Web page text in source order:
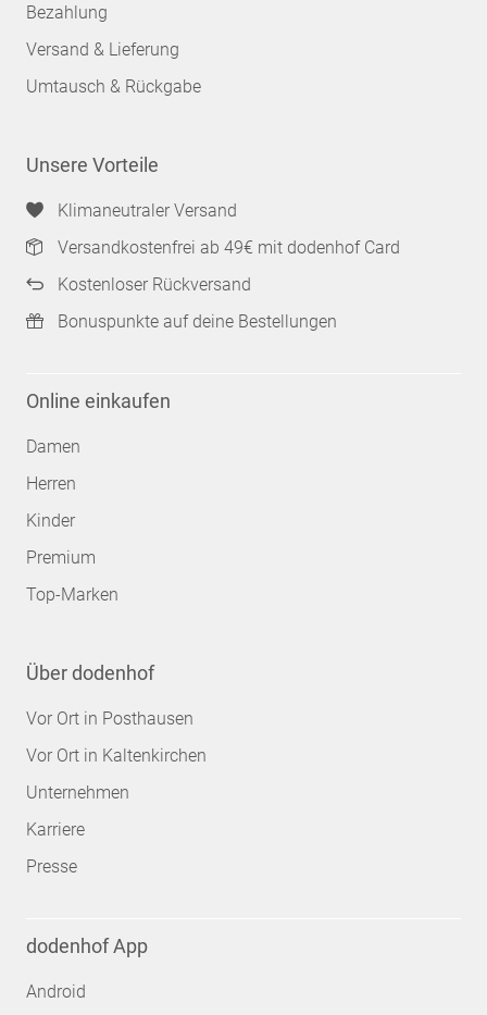
Bezahlung
Versand & Lieferung
Umtausch & Rückgabe
Unsere Vorteile
Klimaneutraler Versand
Versandkostenfrei ab 49€ mit dodenhof Card
Kostenloser Rückversand
Bonuspunkte auf deine Bestellungen
Online einkaufen
Damen
Herren
Kinder
Premium
Top-Marken
Über dodenhof
Vor Ort in Posthausen
Vor Ort in Kaltenkirchen
Unternehmen
Karriere
Presse
dodenhof App
Android